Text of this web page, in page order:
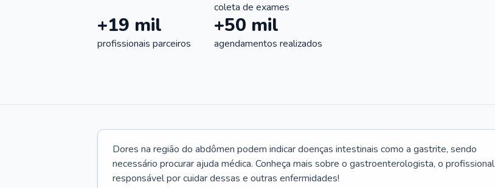
coleta de exames
+19 mil
profissionais parceiros
+50 mil
agendamentos realizados
Dores na região do abdômen podem indicar doenças intestinais como a gastrite, sendo
necessário procurar ajuda médica. Conheça mais sobre o gastroenterologista, o profissional
responsável por cuidar dessas e outras enfermidades!